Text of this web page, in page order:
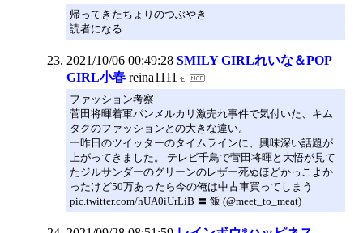
帰ってきたちょりのつぶやき
読者になる
2021/10/06 00:49:28 SMILY GIRLれいな＆POP
GIRL小春 reina1111
ファッション考察
菅田将暉着軍パンメルカリ激売れ事件で気付いた、キム
タクのファッションとの大きな違い。
一昨日のツイッターのタイムラインに、興味深い話題が
上がってきました。 テレビ千鳥で菅田将暉と大悟が見て
たジルサンダーのグリーンのレザー死ぬほどかっこよか
ったけど50万あったら今の俺は中古車買ってしまう
pic.twitter.com/hUA0iUrLiB 〓 飯 (@meet_to_meat)